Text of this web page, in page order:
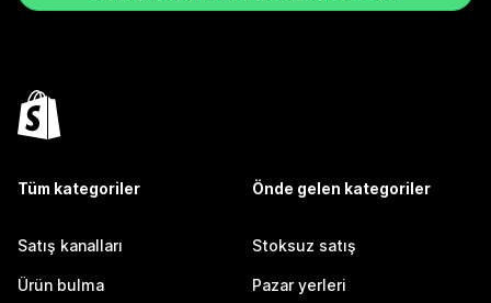
Tüm kategoriler
Satış kanalları
Ürün bulma
Önde gelen kategoriler
Stoksuz satış
Pazar yerleri